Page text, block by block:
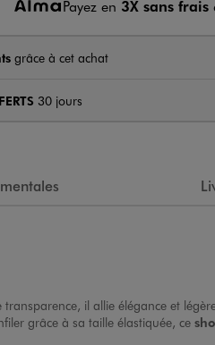
Payez en 3X sans frais
grâce à cet achat
30 jours
il allie élégance et
grâce à sa taille élastiquée, ce